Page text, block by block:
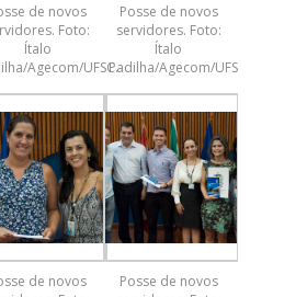
de novos
Foto:
Ítalo
Agecom/UFSC.
Posse de novos
servidores. Foto:
Ítalo
Padilha/Agecom/UFSC.
de novos
Posse de novos